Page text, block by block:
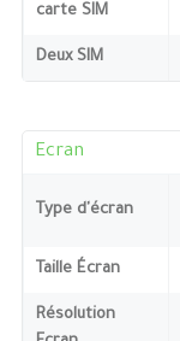
carte SIM
Deux SIM
Ecran
Type d'écran
Taille Écran
Résolution